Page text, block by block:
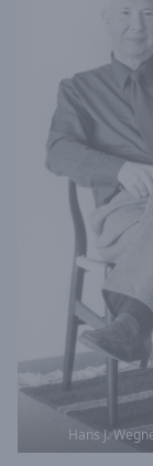
Hans J.